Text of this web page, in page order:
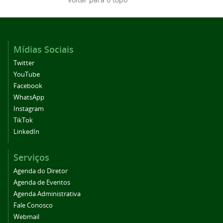
Mídias Sociais
Twitter
YouTube
Facebook
WhatsApp
Instagram
TikTok
LinkedIn
Serviços
Agenda do Diretor
Agenda de Eventos
Agenda Administrativa
Fale Conosco
Webmail